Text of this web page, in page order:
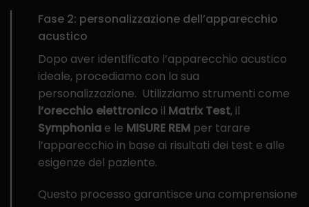
Fase 2: personalizzazione dell’apparecchio
acustico
Dopo aver identificato l’apparecchio acustico
ideale, procediamo con la sua
personalizzazione. Utilizziamo strumenti come
l’orecchio elettronico il Matrix Test, il
Symphonia e le MISURE REM per tarare
l’apparecchio in base ai risultati dei test e alle
esigenze del paziente.
Questo processo garantisce una comprensione